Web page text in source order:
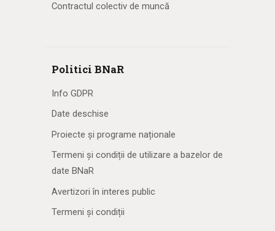
Contractul colectiv de muncă
Politici BNaR
Info GDPR
Date deschise
Proiecte și programe naționale
Termeni și condiții de utilizare a bazelor de
date BNaR
Avertizori în interes public
Termeni și condiții